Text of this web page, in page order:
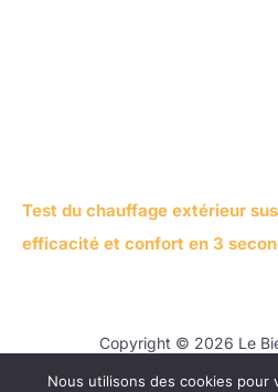
Test du chauffage extérieur
efficacité et confort en 3
Copyright © 2026 Le
Contact
Nous utilisons des cookies pour